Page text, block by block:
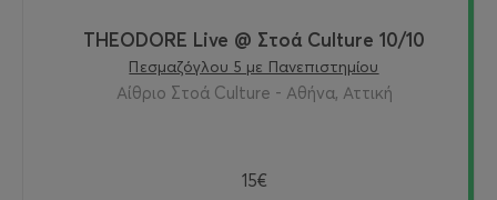
THEODORE Live @ Στοά Culture 10/10
Πεσμαζόγλου 5 με Πανεπιστημίου
Αίθριο Στοά Culture - Αθήνα, Αττική
15€